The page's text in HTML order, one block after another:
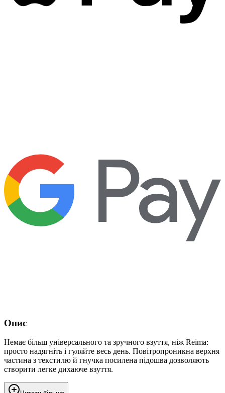
Опис
Немає більш універсального та зручного взуття, ніж Reima:
просто надягніть і гуляйте весь день. Повітропроникна верхня
частина з текстилю й гнучка посилена підошва дозволяють
створити легке дихаюче взуття.